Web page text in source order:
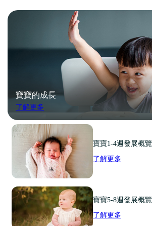
寶寶的成長
了解更多
寶寶1-4週發展概覽
了解更多
寶寶5-8週發展概覽
了解更多